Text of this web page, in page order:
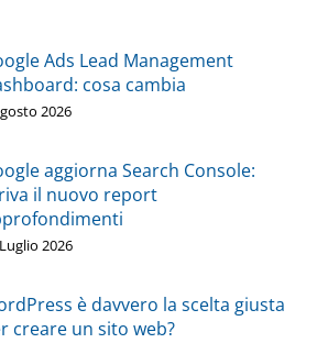
Ads Lead Management
cosa cambia
2026
aggiorna Search Console:
il nuovo report
2026
è davvero la scelta giusta
creare un sito web?